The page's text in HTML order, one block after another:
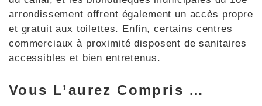
arrondissement offrent également un accès propre
et gratuit aux toilettes. Enfin, certains centres
commerciaux à proximité disposent de sanitaires
accessibles et bien entretenus.
Vous L’aurez Compris …